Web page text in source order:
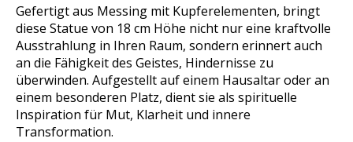
Gefertigt aus Messing mit Kupferelementen, bringt
diese Statue von 18 cm Höhe nicht nur eine kraftvolle
Ausstrahlung in Ihren Raum, sondern erinnert auch
an die Fähigkeit des Geistes, Hindernisse zu
überwinden. Aufgestellt auf einem Hausaltar oder an
einem besonderen Platz, dient sie als spirituelle
Inspiration für Mut, Klarheit und innere
Transformation.